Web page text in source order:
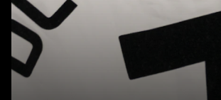
Chicago Bulls
Portland Trail Blazers
LA Clippers
Bekijk alles over de NBA
Top Europese teams